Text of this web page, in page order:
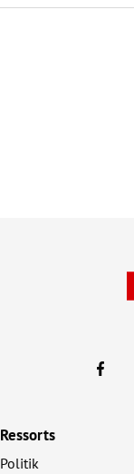
Ressorts
Politik